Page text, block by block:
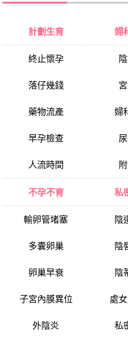
計劃生育
終止懷孕
落仔幾錢
藥物流產
早孕檢查
人流時間
婦
婦
不孕不育
輸卵管堵塞
多囊卵巢
卵巢早衰
子宮內膜異位
外陰炎
私
陰
陰
陰
處
私